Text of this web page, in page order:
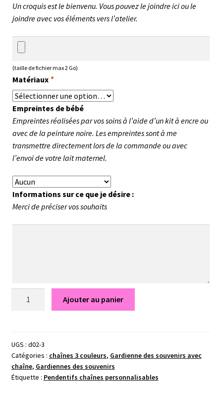
Un croquis est le bienvenu. Vous pouvez le joindre ici ou le
joindre avec vos éléments vers l’atelier.
(taille de fichier max 2 Go)
Matériaux *
Empreintes de bébé
Empreintes réalisées par vos soins à l’aide d’un kit à encre ou
avec de la peinture noire. Les empreintes sont à me
transmettre directement lors de la commande ou avec
l’envoi de votre lait maternel.
Informations sur ce que je désire :
Merci de préciser vos souhaits
-
Gardiennes
des
souvenirs
Ajouter au panier
UGS : d02-3
Catégories : chaînes 3 couleurs, Gardienne des souvenirs avec
chaîne, Gardiennes des souvenirs
Étiquette : Pendentifs chaînes personnalisables